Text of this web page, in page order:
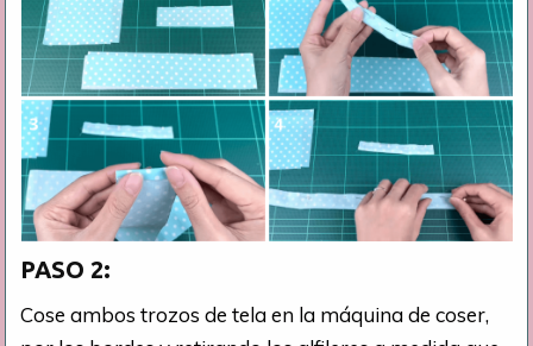
PASO 2:
Cose ambos trozos de tela en la máquina de coser,